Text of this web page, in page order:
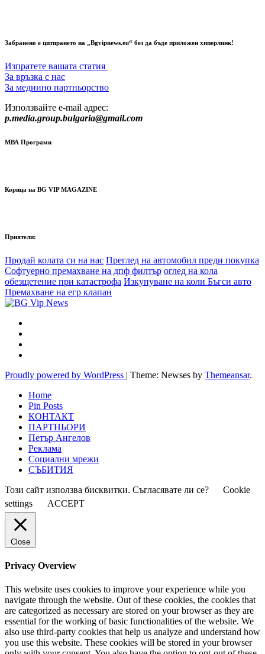
Забранено е цитирането на „Bgvipnews.eu“ без да бъде приложен хиперлинк!
Изпратете вашата статия
За връзка с нас
За медиино партньорство
Използвайте e-mail адрес:
p.media.group.bulgaria@gmail.com
МВА Програми
Корица на BG VIP MAGAZINE
Приятели:
Продай колата си на нас Преглед на автомобил преди покупка
Софтуерно премахване на дпф филтър оглед на кола
обезщетение при катастрофа Изкупуване на коли Бъгси авто
Премахване на егр клапан
Proudly powered by WordPress | Theme: Newses by Themeansar.
Home
Pin Posts
КОНТАКТ
ПАРТНЬОРИ
Петър Ангелов
Реклама
Социални мрежи
СЪБИТИЯ
Този сайт използва бисквитки. Съгласявате ли се?
Cookie
settings
ACCEPT
Close
Privacy Overview
This website uses cookies to improve your experience while you
navigate through the website. Out of these cookies, the cookies that
are categorized as necessary are stored on your browser as they are
essential for the working of basic functionalities of the website. We
also use third-party cookies that help us analyze and understand how
you use this website. These cookies will be stored in your browser